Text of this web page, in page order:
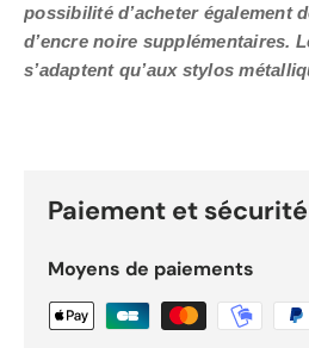
possibilité d’acheter également
d’encre noire supplémentaires.
s’adaptent qu’aux stylos
Paiement et sécurité
Moyens de paiements